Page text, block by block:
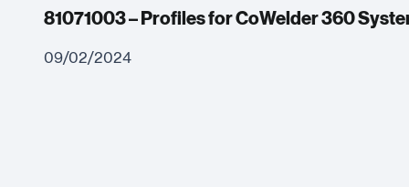
81071003 – Profiles for CoWelder 360
09/02/2024